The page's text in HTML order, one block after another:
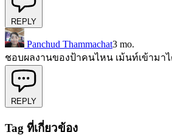
REPLY
Panchud Thammachat3 mo.
ชอบผลงานของป้าคนไหน เม้นท์เข้ามา
REPLY
Tag ที่เกี่ยวข้อง